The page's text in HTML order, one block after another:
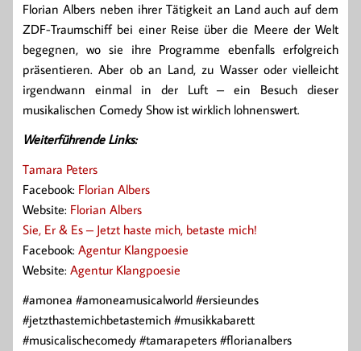
Florian Albers neben ihrer Tätigkeit an Land auch auf dem
ZDF-Traumschiff bei einer Reise über die Meere der Welt
begegnen, wo sie ihre Programme ebenfalls erfolgreich
präsentieren. Aber ob an Land, zu Wasser oder vielleicht
irgendwann einmal in der Luft – ein Besuch dieser
musikalischen Comedy Show ist wirklich lohnenswert.
Weiterführende Links:
Tamara Peters
Facebook: Florian Albers
Website: Florian Albers
Sie, Er & Es – Jetzt haste mich, betaste mich!
Facebook: Agentur Klangpoesie
Website: Agentur Klangpoesie
#amonea #amoneamusicalworld #ersieundes
#jetzthastemichbetastemich #musikkabarett
#musicalischecomedy #tamarapeters #florianalbers